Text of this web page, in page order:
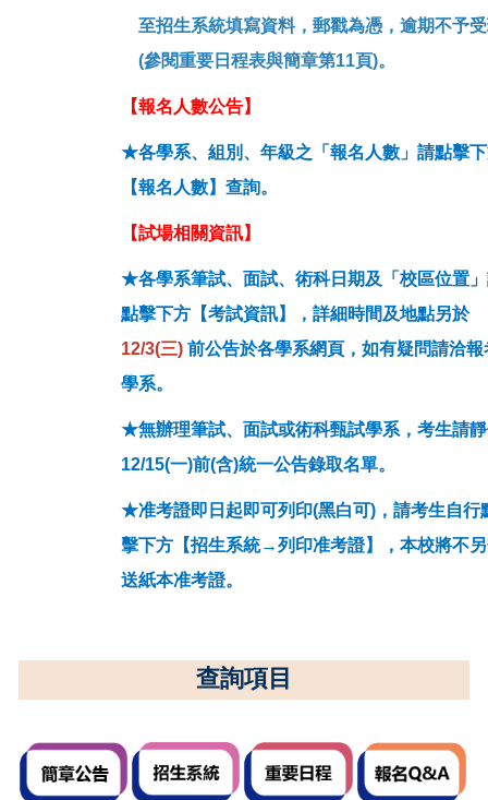
至招生系統填寫資料，郵戳為憑， 逾期不予
(參閱重要日程表與簡章第11頁)。
【報名人數公告】
★各學系、組別、年級之「報名人數」請點擊
【報名人數】查詢。
【試場相關資訊】
★各學系筆試、面試、術科日期及「校區位置
點擊下方【考試資訊】，詳細時間及地點另於
12/3(三) 前公告於各學系網頁，如有疑問請洽報
學系。
★無辦理筆試、面試或術科甄試學系，考生請
12/15(一)前(含)統一公告錄取名單。
★准考證即日起即可列印(黑白可)，請考生自行
擊下方【招生系統→列印准考證】，本校將不
送紙本准考證。
查詢項目